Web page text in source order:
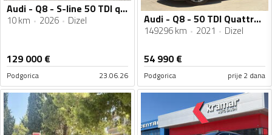
Audi - Q8 - S-line 50 TDI quattro
10 km 2026 Dizel
129 000€
Podgorica 23.06.26
Audi - Q8 - 50 TDI Quattro Tiptronic 3xS-Line HD Matrix VIRTUAL COCKPIT - 286 KS
149296 km 2021 Dizel
54 990€
Podgorica prije 2 dana